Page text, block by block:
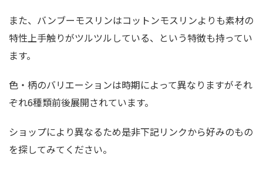
また、バンブーモスリンはコットンモスリンよりも素材の
特性上手触りがツルツルしている、という特徴も持ってい
ます。
色・柄のバリエーションは時期によって異なりますがそれ
ぞれ6種類前後展開されています。
ショップにより異なるため是非下記リンクから好みのもの
を探してみてください。